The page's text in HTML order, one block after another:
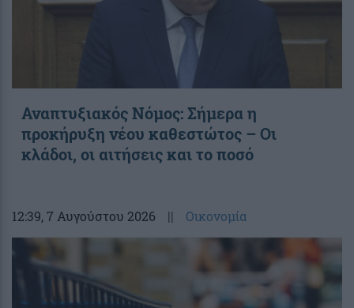
Αναπτυξιακός Νόμος: Σήμερα η
προκήρυξη νέου καθεστώτος – Οι
κλάδοι, οι αιτήσεις και το ποσό
12:39, 7 Αυγούστου 2026 || Οικονομία